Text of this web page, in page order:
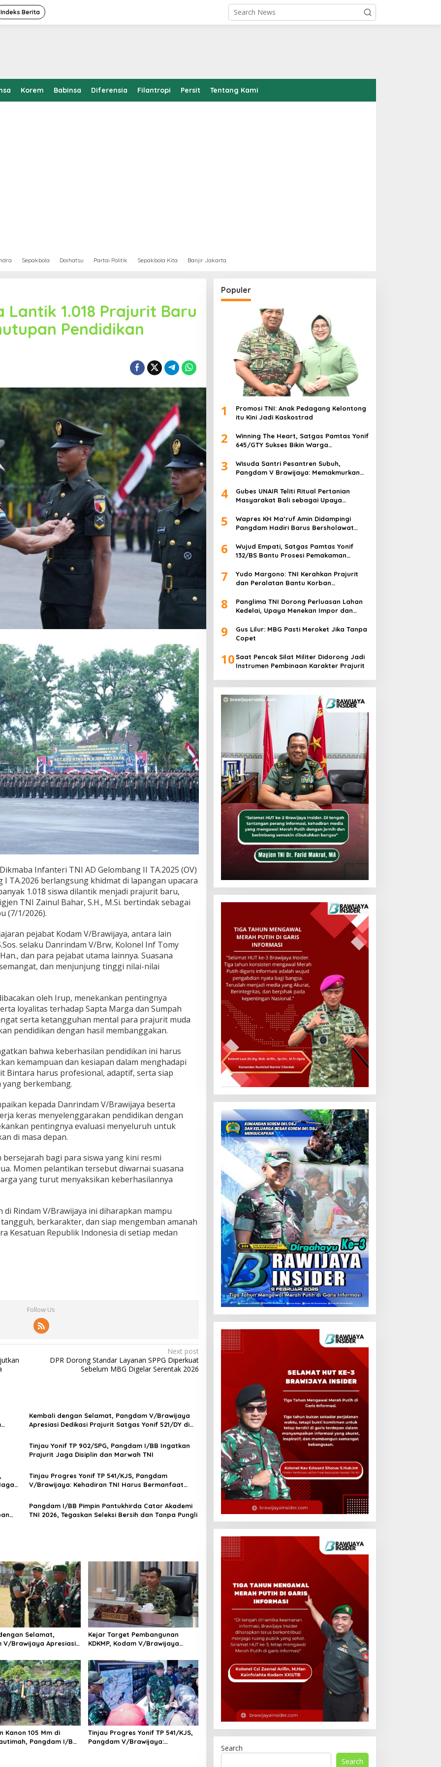
Indeks Berita
Korem Babinsa Diferensia Filantropi Persit Tentang Kami
Sepakbola Daihatsu Partai Politik Sepakbola Kita Banjir Jakarta
1.018 Prajurit Baru
Pendidikan
Infanteri TNI AD Gelombang II TA.2025 (OV)
I TA.2026 berlangsung khidmat di lapangan upacara
1.018 siswa dilantik menjadi prajurit baru,
TNI Zainul Bahar, S.H., M.Si. bertindak sebagai
(7/1/2026).
pejabat Kodam V/Brawijaya, antara lain
selaku Danrindam V/Brw, Kolonel Inf Tomy
dan para pejabat utama lainnya. Suasana
dan menjunjung tinggi nilai-nilai
oleh Irup, menekankan pentingnya
loyalitas terhadap Sapta Marga dan Sumpah
serta ketangguhan mental para prajurit muda
pendidikan dengan hasil membanggakan.
bahwa keberhasilan pendidikan ini harus
kemampuan dan kesiapan dalam menghadapi
Bintara harus profesional, adaptif, serta siap
berkembang.
kepada Danrindam V/Brawijaya beserta
keras menyelenggarakan pendidikan dengan
pentingnya evaluasi menyeluruh untuk
di masa depan.
bagi para siswa yang kini resmi
Momen pelantikan tersebut diwarnai suasana
yang turut menyaksikan keberhasilannya
Rindam V/Brawijaya ini diharapkan mampu
berkarakter, dan siap mengemban amanah
Kesatuan Republik Indonesia di setiap medan
Follow Us
Next post
DPR Dorong Standar Layanan SPPG Diperkuat
Sebelum MBG Digelar Serentak 2026
Kembali dengan Selamat, Pangdam V/Brawijaya
Apresiasi Dedikasi Prajurit Satgas Yonif 521/DY di
Tinjau Yonif TP 902/SPG, Pangdam I/BB Ingatkan
Prajurit Jaga Disiplin dan Marwah TNI
Tinjau Progres Yonif TP 541/KJS, Pangdam
V/Brawijaya: Kehadiran TNI Harus Bermanfaat
Pangdam I/BB Pimpin Pantukhirda Catar Akademi
TNI 2026, Tegaskan Seleksi Bersih dan Tanpa Pungli
Selamat,
V/Brawijaya Apresiasi
Perbatasan RI-PNG
Kejar Target Pembangunan
KDKMP, Kodam V/Brawijaya
Kanon 105 Mm di
Pangdam I/BB
Tinjau Progres Yonif TP 541/KJS,
Pangdam V/Brawijaya:
Populer
1
Promosi TNI: Anak Pedagang Kelontong
itu Kini Jadi Kaskostrad
2
Winning The Heart, Satgas Pamtas Yonif
645/GTY Sukses Bikin Warga
3
Wisuda Santri Pesantren Subuh,
Pangdam V Brawijaya: Memakmurkan
4
Gubes UNAIR Teliti Ritual Pertanian
Masyarakat Bali sebagai Upaya
5
Wapres KH Ma’ruf Amin Didampingi
Pangdam Hadiri Barus Bersholawat
6
Wujud Empati, Satgas Pamtas Yonif
132/BS Bantu Prosesi Pemakaman
7
Yudo Margono: TNI Kerahkan Prajurit
dan Peralatan Bantu Korban
8
Panglima TNI Dorong Perluasan Lahan
Kedelai, Upaya Menekan Impor dan
9
Gus Lilur: MBG Pasti Meroket Jika Tanpa
Copet
10 Saat Pencak Silat Militer Didorong Jadi
Instrumen Pembinaan Karakter Prajurit
Search
Search